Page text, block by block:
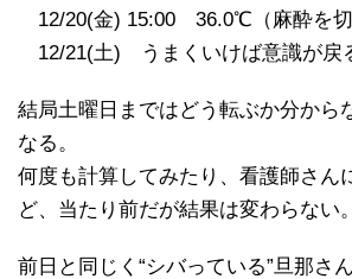
12/20(金) 15:00 36.0℃（麻酔を切
12/21(土) うまくいけば意識が戻
結局土曜日まではどう転ぶか分から
なる。
何度も計算してみたり、看護師さん
ど、当たり前だが結果は変わらない。
前日と同じく“シバっている”旦那さ